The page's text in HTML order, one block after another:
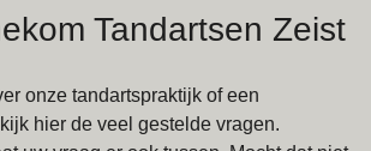
Tandartsen Zeist
onze tandartspraktijk of een
hier de veel gestelde vragen.